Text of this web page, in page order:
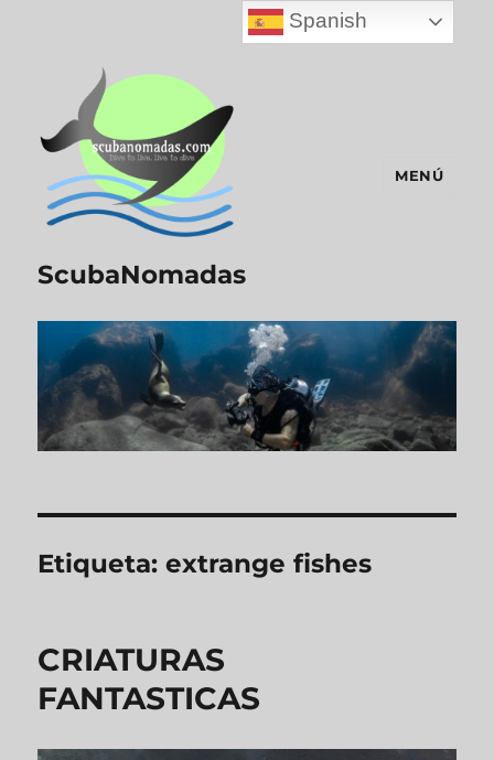
ScubaNomadas
MENÚ
Etiqueta:extrange fishes
CRIATURAS
FANTASTICAS
Spanish